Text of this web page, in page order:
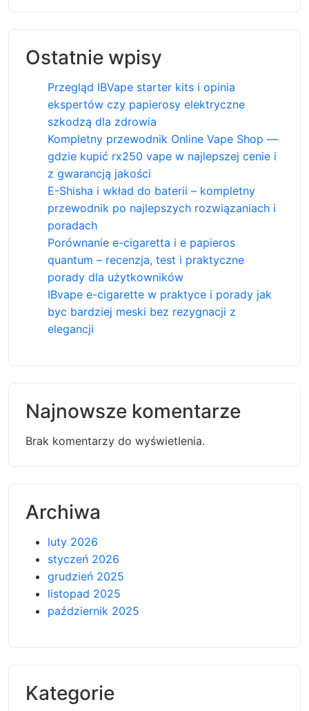
Ostatnie wpisy
Przegląd IBVape starter kits i opinia
ekspertów czy papierosy elektryczne
szkodzą dla zdrowia
Kompletny przewodnik Online Vape Shop —
gdzie kupić rx250 vape w najlepszej cenie i
z gwarancją jakości
E-Shisha i wkład do baterii – kompletny
przewodnik po najlepszych rozwiązaniach i
poradach
Porównanie e-cigaretta i e papieros
quantum – recenzja, test i praktyczne
porady dla użytkowników
IBvape e-cigarette w praktyce i porady jak
byc bardziej meski bez rezygnacji z
elegancji
Najnowsze komentarze
Brak komentarzy do wyświetlenia.
Archiwa
luty 2026
styczeń 2026
grudzień 2025
listopad 2025
październik 2025
Kategorie